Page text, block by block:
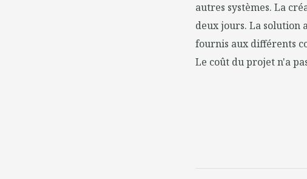
autres systèmes. La
deux jours. La solution
fournis aux différents
Le coût du projet n'a